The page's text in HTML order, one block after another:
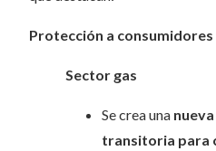
Protección a
Sector gas
Se crea una
transitoria para